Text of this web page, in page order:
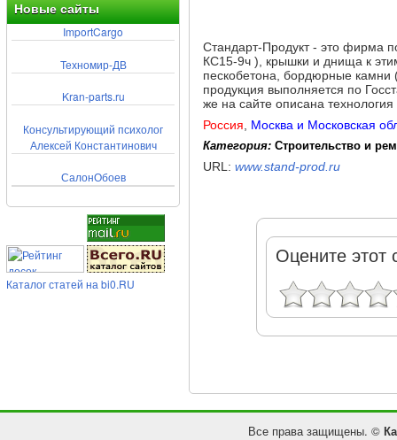
Новые сайты
ImportCargo
Техномир-ДВ
Kran-parts.ru
Консультирующий психолог
Алексей Константинович
СалонОбоев
Каталог статей на bi0.RU
Стандарт-Продукт - это фирма
КС15-9ч ), крышки и днища к
пескобетона, бордюрные камни
продукция выполняется по
же на сайте описана
Россия
Москва и Московская
Категория: Строительство и
URL: www.stand-prod.ru
Оцените этот
Все права защищены. ©